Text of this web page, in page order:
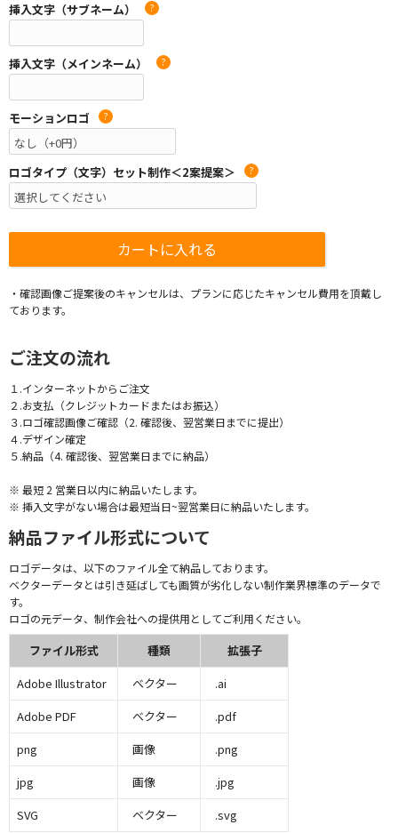
挿入文字（サブネーム） ?
挿入文字（メインネーム） ?
モーションロゴ ?
ロゴタイプ（文字）セット制作＜2案提案＞ ?
・確認画像ご提案後のキャンセルは、プランに応じたキャンセル費用を頂戴し
ております。
ご注文の流れ
１.インターネットからご注文
２.お支払（クレジットカードまたはお振込）
３.ロゴ確認画像ご確認（2. 確認後、翌営業日までに提出）
４.デザイン確定
５.納品（4. 確認後、翌営業日までに納品）
※ 最短 2 営業日以内に納品いたします。
※ 挿入文字がない場合は最短当日~翌営業日に納品いたします。
納品ファイル形式について
ロゴデータは、以下のファイル全て納品しております。
ベクターデータとは引き延ばしても画質が劣化しない制作業界標準のデータで
す。
ロゴの元データ、制作会社への提供用としてご利用ください。
ファイル形式 種類
拡張子
Adobe Illustrator
ベクター
.ai
Adobe PDF
ベクター
.pdf
png
画像
.png
jpg
画像
.jpg
SVG
ベクター .svg